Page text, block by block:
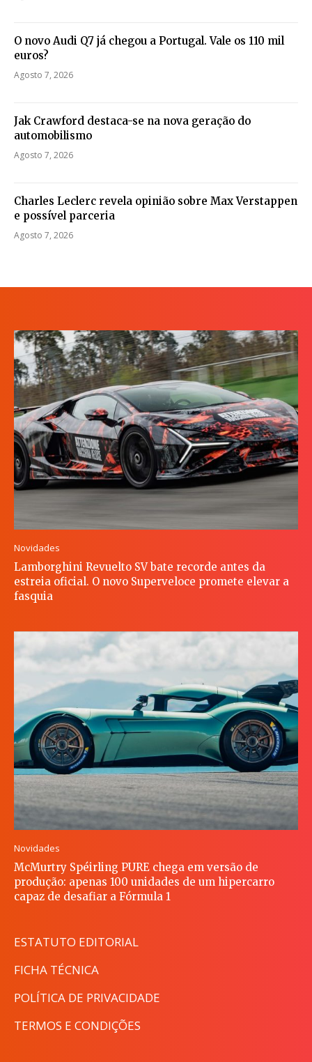
O novo Audi Q7 já chegou a Portugal. Vale os 110 mil
euros?
Agosto 7, 2026
Jak Crawford destaca-se na nova geração do
automobilismo
Agosto 7, 2026
Charles Leclerc revela opinião sobre Max Verstappen
e possível parceria
Agosto 7, 2026
Novidades
Lamborghini Revuelto SV bate recorde antes da
estreia oficial. O novo Superveloce promete elevar a
fasquia
Novidades
McMurtry Spéirling PURE chega em versão de
produção: apenas 100 unidades de um hipercarro
capaz de desafiar a Fórmula 1
ESTATUTO EDITORIAL
FICHA TÉCNICA
POLÍTICA DE PRIVACIDADE
TERMOS E CONDIÇÕES